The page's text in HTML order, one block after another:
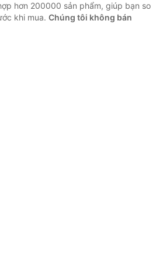
hơn 200000 sản phẩm, giúp bạn so
khi mua. Chúng tôi không bán